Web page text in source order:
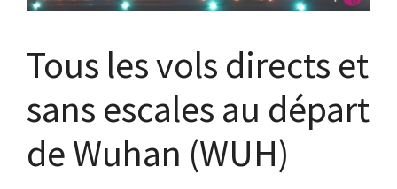
Tous les vols directs et
sans escales au départ
de Wuhan (WUH)